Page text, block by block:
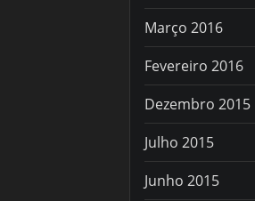
Março 2016
Fevereiro 2016
Dezembro 2015
Julho 2015
Junho 2015